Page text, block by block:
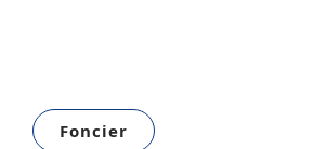
Foncier